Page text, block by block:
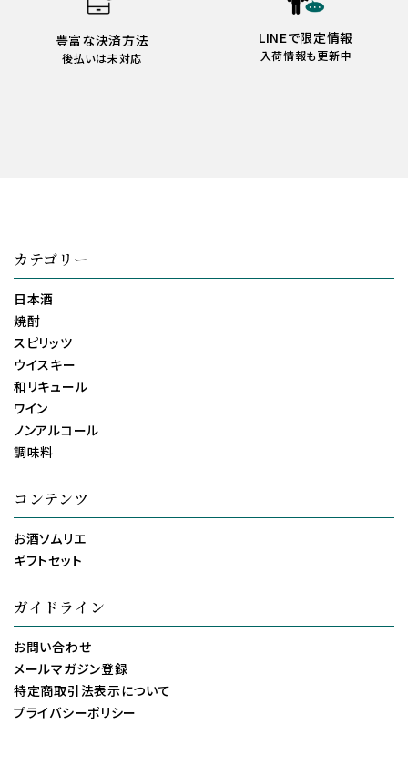
豊富な決済方法
後払いは未対応
LINEで限定情報
入荷情報も更新中
カテゴリー
日本酒
焼酎
スピリッツ
ウイスキー
和リキュール
ワイン
ノンアルコール
調味料
コンテンツ
お酒ソムリエ
ギフトセット
ガイドライン
お問い合わせ
メールマガジン登録
特定商取引法表示について
プライバシーポリシー